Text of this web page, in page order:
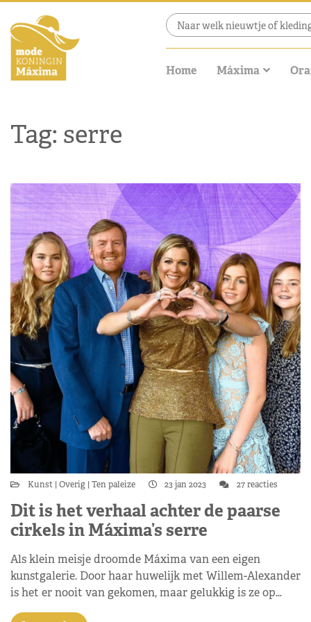
Home Máxima
Tag: serre
Kunst Overig Ten paleize 23 jan 2023 27 reacties
Dit is het verhaal achter de paarse
cirkels in Máxima’s serre
Als klein meisje droomde Máxima van een eigen
kunstgalerie. Door haar huwelijk met Willem-Alexander
is het er nooit van gekomen, maar gelukkig is ze op…